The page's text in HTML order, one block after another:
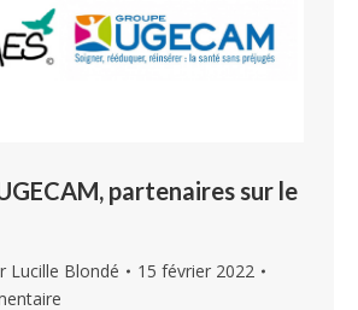
partenaires sur le
Lucille Blondé
15 février 2022